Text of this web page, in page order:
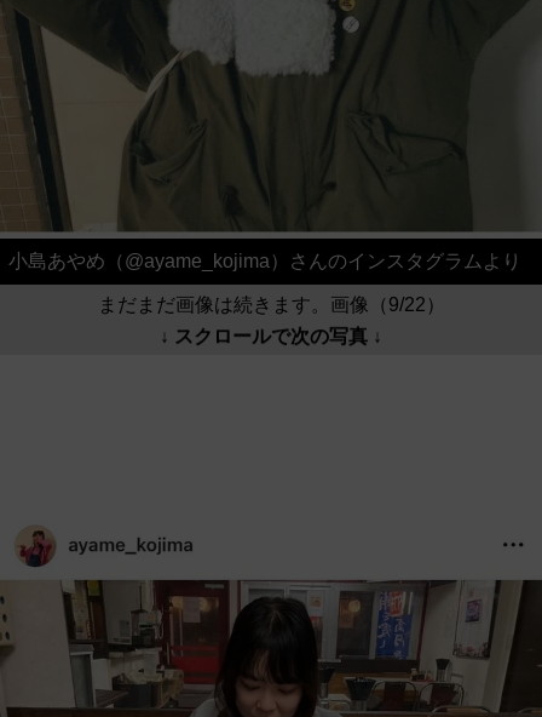
小島あやめ（@ayame_kojima）さんのインスタグラムより
まだまだ画像は続きます。画像（9/22）
↓ スクロールで次の写真 ↓